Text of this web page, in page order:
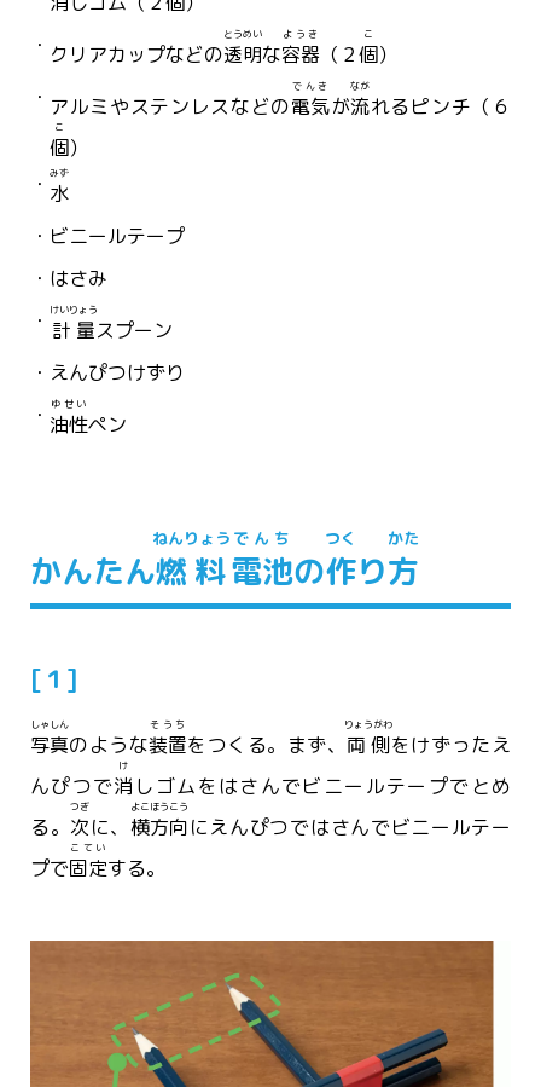
クリアカップなどの透明
とうめい
な容器
ようき
（２個
こ
）
アルミやステンレスなどの電気
でんき
が流
なが
れるピンチ（６
個
こ
）
水
みず
ビニールテープ
はさみ
計量
けいりょう
スプーン
えんぴつけずり
油性
ゆせい
ペン
かんたん燃料
ねんりょう
電池
でんち
の作
つく
り方
かた
[１]
写真
しゃしん
のような装置
そうち
をつくる。まず、 両側
りょうがわ
をけずったえ
んぴつで消
け
しゴムをはさんでビニールテープでとめ
る。 次
つぎ
に、 横方向
よこほうこう
にえんぴつではさんでビニールテー
プで固定
こてい
する。